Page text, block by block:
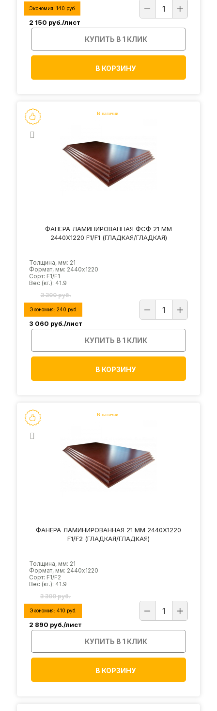
Экономия: 140 руб.
2 150 руб./лист
КУПИТЬ В 1 КЛИК
В КОРЗИНУ
ФАНЕРА ЛАМИНИРОВАННАЯ ФСФ 21 ММ
2440Х1220 F1/F1 (ГЛАДКАЯ/ГЛАДКАЯ)
Толщина, мм: 21
Формат, мм: 2440х1220
Сорт: F1/F1
Вес (кг.): 41.9
3 300 руб.
Экономия: 240 руб.
3 060 руб./лист
КУПИТЬ В 1 КЛИК
В КОРЗИНУ
ФАНЕРА ЛАМИНИРОВАННАЯ 21 ММ 2440Х1220
F1/F2 (ГЛАДКАЯ/ГЛАДКАЯ)
Толщина, мм: 21
Формат, мм: 2440х1220
Сорт: F1/F2
Вес (кг.): 41.9
3 300 руб.
Экономия: 410 руб.
2 890 руб./лист
КУПИТЬ В 1 КЛИК
В КОРЗИНУ